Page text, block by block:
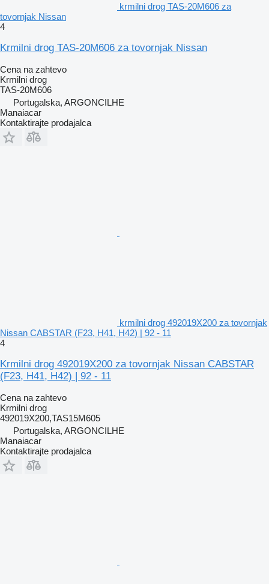
krmilni drog TAS-20M606 za
tovornjak Nissan
4
Krmilni drog TAS-20M606 za tovornjak Nissan
Cena na zahtevo
Krmilni drog
TAS-20M606
Portugalska, ARGONCILHE
Manaiacar
Kontaktirajte prodajalca
krmilni drog 492019X200 za tovornjak
Nissan CABSTAR (F23, H41, H42) | 92 - 11
4
Krmilni drog 492019X200 za tovornjak Nissan CABSTAR
(F23, H41, H42) | 92 - 11
Cena na zahtevo
Krmilni drog
492019X200,TAS15M605
Portugalska, ARGONCILHE
Manaiacar
Kontaktirajte prodajalca